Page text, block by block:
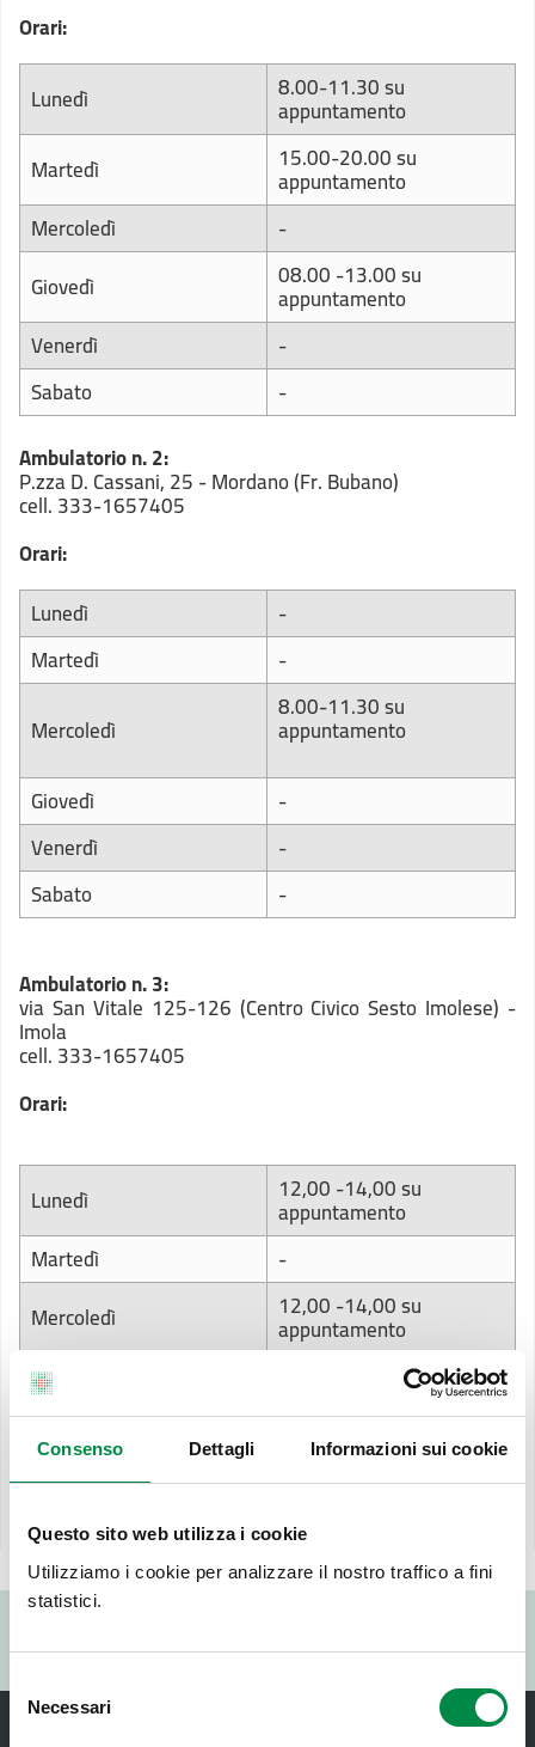
Consenso Dettagli Informazioni sui cookie
Questo sito web utilizza i cookie
Utilizziamo i cookie per analizzare il nostro traffico a fini
statistici.
delNecessari
Orari:
Lunedì
8.00-11.30 su
appuntamento
Martedì
15.00-20.00 su
appuntamento
Mercoledì
-
Giovedì
08.00 -13.00 su
appuntamento
Venerdì
-
Sabato
-
Ambulatorio n. 2:
P.zza D. Cassani, 25 - Mordano (Fr. Bubano)
cell. 333-1657405
Orari:
Lunedì
-
Martedì
-
Mercoledì
8.00-11.30 su
appuntamento
Giovedì
-
Venerdì
-
Sabato
-
Ambulatorio n. 3:
via San Vitale 125-126 (Centro Civico Sesto Imolese) -
Imola
cell. 333-1657405
Orari:
Lunedì 12,00 -14,00 su
appuntamento
Martedì
-
Mercoledì
12,00 -14,00 su
appuntamento
Giovedì
Venerdì
15,00 -18,00 su
appuntamento
gianluca.liberatore@medici.progetto-sole.it
RISPONDI AL QUESTIONARIO